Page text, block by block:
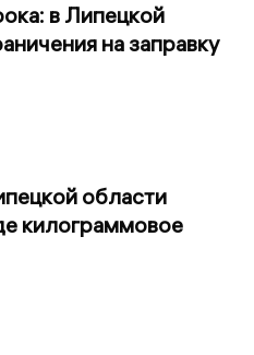
в Липецкой
на заправку
области
килограммовое